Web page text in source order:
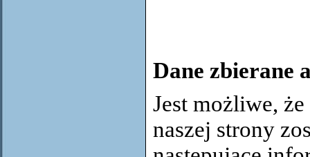
Dane zbierane
Jest możliwe,
naszej strony